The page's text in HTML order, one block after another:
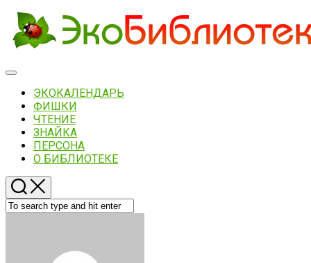
Skip
content
Expand
ЭКОКАЛЕНДАРЬ
ФИШКИ
ЧТЕНИЕ
ЗНАЙКА
ПЕРСОНА
О БИБЛИОТЕКЕ